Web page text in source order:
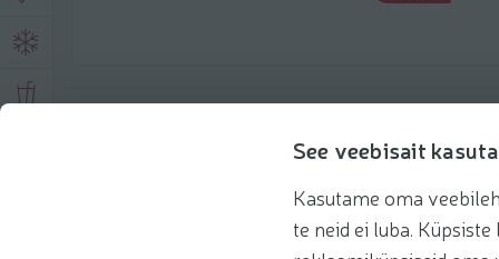
See veebisait
Kasutame oma
te neid ei luba.
Рекомендации